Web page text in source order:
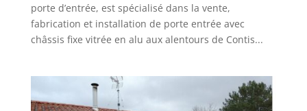
porte d’entrée, est spécialisé dans la vente,
fabrication et installation de porte entrée avec
châssis fixe vitrée en alu aux alentours de Contis...